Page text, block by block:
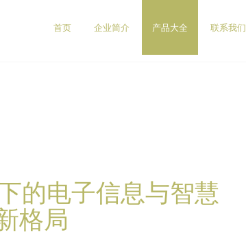
首页 企业简介 产品大全 联系我们
的电子信息与智慧
格局